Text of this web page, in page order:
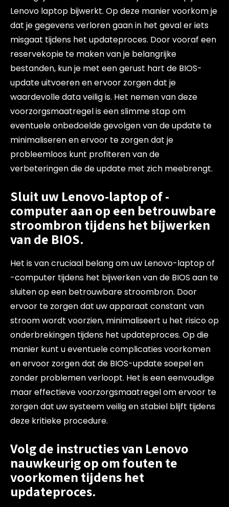
Lenovo laptop bijwerkt. Op deze manier voorkom je
dat je gegevens verloren gaan in het geval er iets
misgaat tijdens het updateproces. Door vooraf een
reservekopie te maken van je belangrijke
bestanden, kun je met een gerust hart de BIOS-
update uitvoeren en ervoor zorgen dat je
waardevolle data veilig is. Het nemen van deze
voorzorgsmaatregel is een slimme stap om
eventuele onbedoelde gevolgen van de update te
minimaliseren en ervoor te zorgen dat je
probleemloos kunt profiteren van de
verbeteringen die de update met zich meebrengt.
Sluit uw Lenovo-laptop of -
computer aan op een betrouwbare
stroombron tijdens het bijwerken
van de BIOS.
Het is van cruciaal belang om uw Lenovo-laptop of
-computer tijdens het bijwerken van de BIOS aan te
sluiten op een betrouwbare stroombron. Door
ervoor te zorgen dat uw apparaat constant van
stroom wordt voorzien, minimaliseert u het risico op
onderbrekingen tijdens het updateproces. Op die
manier kunt u eventuele complicaties voorkomen
en ervoor zorgen dat de BIOS-update soepel en
zonder problemen verloopt. Het is een eenvoudige
maar effectieve voorzorgsmaatregel om ervoor te
zorgen dat uw systeem veilig en stabiel blijft tijdens
deze kritieke procedure.
Volg de instructies van Lenovo
nauwkeurig op om fouten te
voorkomen tijdens het
updateproces.